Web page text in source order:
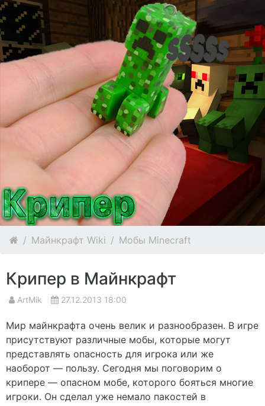
Майнкрафт Wiki Мобы Minecraft
Крипер в Майнкрафт
ArtMik 27.12.2013 18:00
Мир майнкрафта очень велик и разнообразен. В игре
присутствуют различные мобы, которые могут
представлять опасность для игрока или же
наоборот — пользу. Сегодня мы поговорим о
крипере — опасном мобе, которого бояться многие
игроки. Он сделал уже немало пакостей в